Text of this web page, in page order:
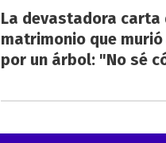
La devastadora carta
matrimonio que
por un árbol: "No sé